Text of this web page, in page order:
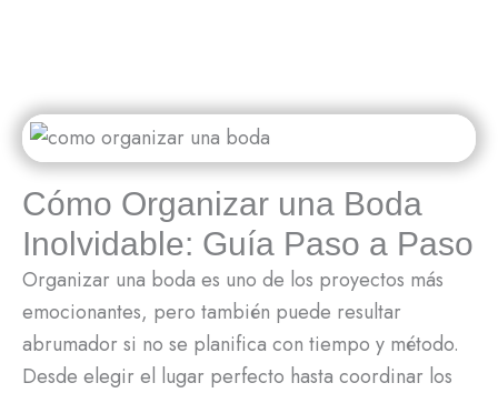
Cómo Organizar una Boda
Inolvidable: Guía Paso a Paso
Organizar una boda es uno de los proyectos más
emocionantes, pero también puede resultar
abrumador si no se planifica con tiempo y método.
Desde elegir el lugar perfecto hasta coordinar los